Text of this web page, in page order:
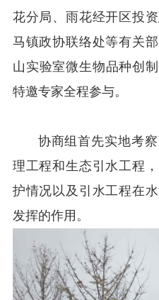
花分局、雨花经开区投
马镇政协联络处等有关
山实验室微生物品种创
特邀专家全程参与。
协商组首先实地考
理工程和生态引水工程
护情况以及引水工程在
发挥的作用。